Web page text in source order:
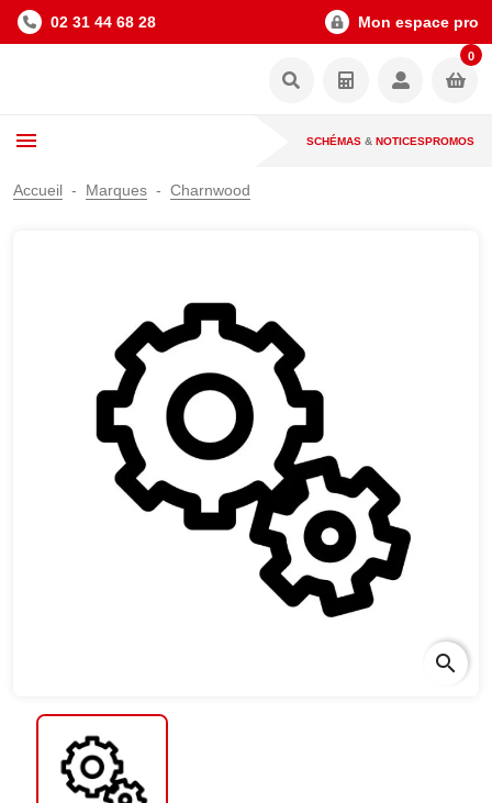
02 31 44 68 28 Mon espace pro
0
SCHÉMAS & NOTICESPROMOS
Accueil Marques Charnwood
search